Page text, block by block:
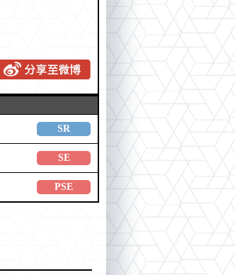
SR
SE
PSE